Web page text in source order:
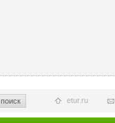
поиск etur.ru